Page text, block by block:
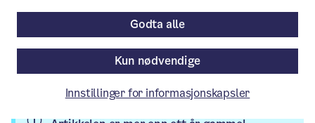
elever med fare for å falle utenfor.
/ Publisert: 07.08.2024 / 07.08.2024
Av Bydel Vestre Aker
Kun nødvendige
Godta alle
Innstillinger for informasjonskapsler